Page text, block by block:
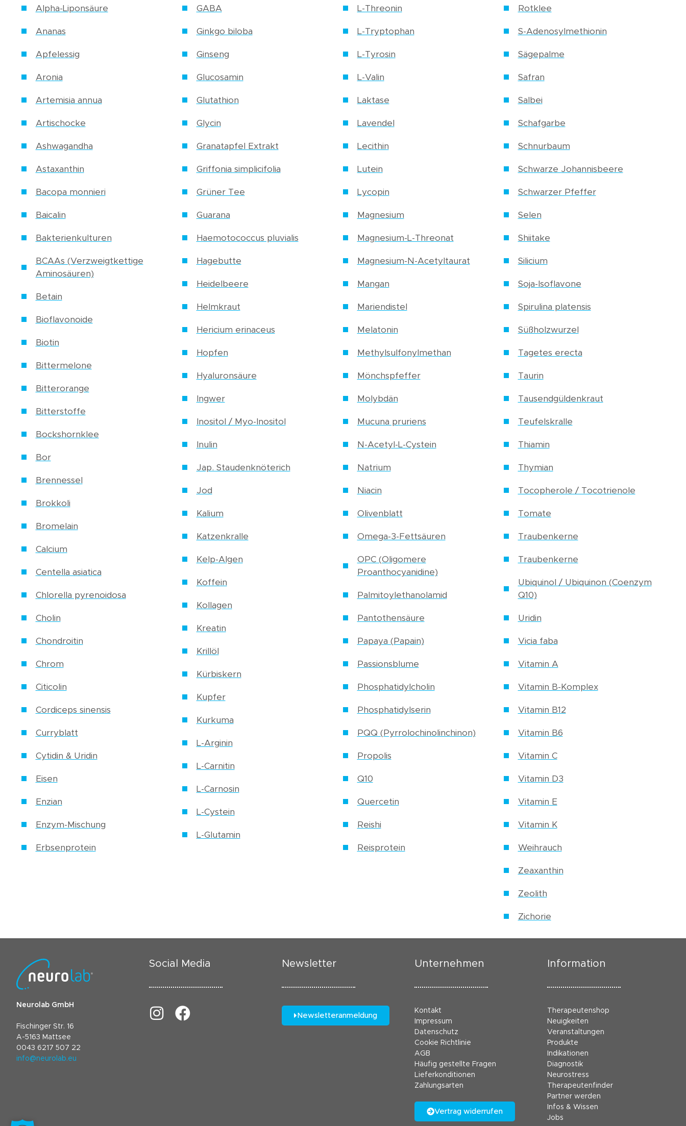
Alpha-Liponsäure
Ananas
Apfelessig
Aronia
Artemisia annua
Artischocke
Ashwagandha
Astaxanthin
Bacopa monnieri
Baicalin
Bakterienkulturen
BCAAs (Verzweigtkettige
Aminosäuren)
Betain
Bioflavonoide
Biotin
Bittermelone
Bitterorange
Bitterstoffe
Bockshornklee
Bor
Brennessel
Brokkoli
Bromelain
Calcium
Centella asiatica
Chlorella pyrenoidosa
Cholin
Chondroitin
Chrom
Citicolin
Cordiceps sinensis
Curryblatt
Cytidin & Uridin
Eisen
Enzian
Enzym-Mischung
Erbsenprotein
GABA
Ginkgo biloba
Ginseng
Glucosamin
Glutathion
Glycin
Granatapfel Extrakt
Griffonia simplicifolia
Grüner Tee
Guarana
Haemotococcus pluvialis
Hagebutte
Heidelbeere
Helmkraut
Hericium erinaceus
Hopfen
Hyaluronsäure
Ingwer
Inositol / Myo-Inositol
Inulin
Jap. Staudenknöterich
Jod
Kalium
Katzenkralle
Kelp-Algen
Koffein
Kollagen
Kreatin
Krillöl
Kürbiskern
Kupfer
Kurkuma
L-Arginin
L-Carnitin
L-Carnosin
L-Cystein
L-Glutamin
L-Threonin
L-Tryptophan
L-Tyrosin
L-Valin
Laktase
Lavendel
Lecithin
Lutein
Lycopin
Magnesium
Magnesium-L-Threonat
Magnesium-N-Acetyltaurat
Mangan
Mariendistel
Melatonin
Methylsulfonylmethan
Mönchspfeffer
Molybdän
Mucuna pruriens
N-Acetyl-L-Cystein
Natrium
Niacin
Olivenblatt
Omega-3-Fettsäuren
OPC (Oligomere
Proanthocyanidine)
Palmitoylethanolamid
Pantothensäure
Papaya (Papain)
Passionsblume
Phosphatidylcholin
Phosphatidylserin
PQQ (Pyrrolochinolinchinon)
Propolis
Q10
Quercetin
Reishi
Reisprotein
Rotklee
S-Adenosylmethionin
Sägepalme
Safran
Salbei
Schafgarbe
Schnurbaum
Schwarze Johannisbeere
Schwarzer Pfeffer
Selen
Shiitake
Silicium
Soja-Isoflavone
Spirulina platensis
Süßholzwurzel
Tagetes erecta
Taurin
Tausendgüldenkraut
Teufelskralle
Thiamin
Thymian
Tocopherole / Tocotrienole
Tomate
Traubenkerne
Traubenkerne
Ubiquinol / Ubiquinon (Coenzym
Q10)
Uridin
Vicia faba
Vitamin A
Vitamin B-Komplex
Vitamin B12
Vitamin B6
Vitamin C
Vitamin D3
Vitamin E
Vitamin K
Weihrauch
Zeaxanthin
Zeolith
Zichorie
Neurolab GmbH
Fischinger Str. 16
A-5163 Mattsee
0043 6217 507 22
info@neurolab.eu
Social Media Newsletter
Newsletteranmeldung
Unternehmen
Kontakt
Impressum
Datenschutz
Cookie Richtlinie
AGB
Häufig gestellte Fragen
Lieferkonditionen
Zahlungsarten
Vertrag widerrufen
Information
Therapeutenshop
Neuigkeiten
Veranstaltungen
Produkte
Indikationen
Diagnostik
Neurostress
Therapeutenfinder
Partner werden
Infos & Wissen
Jobs